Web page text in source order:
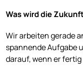
Was wird die
Wir arbeiten gerade
spannende Aufgabe
darauf, wenn er fertig